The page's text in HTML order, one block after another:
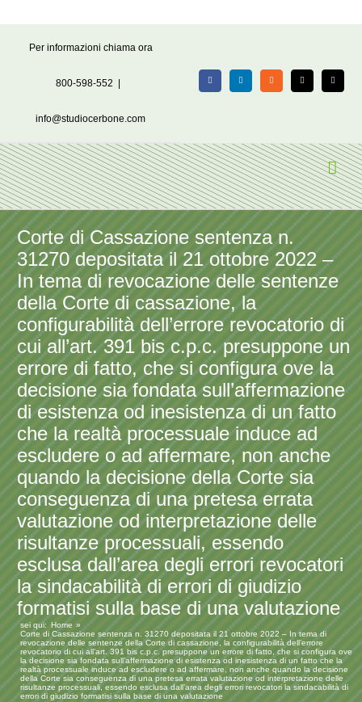
Per informazioni chiama ora
800-598-552
info@studiocerbone.com
FacebookLinkedIn Rss X Email
Corte di Cassazione sentenza n.
31270 depositata il 21 ottobre 2022 –
In tema di revocazione delle sentenze
della Corte di cassazione, la
configurabilità dell’errore revocatorio di
cui all’art. 391 bis c.p.c. presuppone un
errore di fatto, che si configura ove la
decisione sia fondata sull’affermazione
di esistenza od inesistenza di un fatto
che la realtà processuale induce ad
escludere o ad affermare, non anche
quando la decisione della Corte sia
conseguenza di una pretesa errata
valutazione od interpretazione delle
risultanze processuali, essendo
esclusa dall’area degli errori revocatori
la sindacabilità di errori di giudizio
formatisi sulla base di una valutazione
sei qui:
Home
Corte di Cassazione sentenza n. 31270 depositata il 21 ottobre 2022 – In tema di
revocazione delle sentenze della Corte di cassazione, la configurabilità dell’errore
revocatorio di cui all’art. 391 bis c.p.c. presuppone un errore di fatto, che si configura ove
la decisione sia fondata sull’affermazione di esistenza od inesistenza di un fatto che la
realtà processuale induce ad escludere o ad affermare, non anche quando la decisione
della Corte sia conseguenza di una pretesa errata valutazione od interpretazione delle
risultanze processuali, essendo esclusa dall’area degli errori revocatori la sindacabilità di
errori di giudizio formatisi sulla base di una valutazione